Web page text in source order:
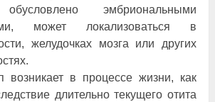
эмбриональными
может локализоваться в
желудочках мозга или других
возникает в процессе жизни, как
длительно текущего отита